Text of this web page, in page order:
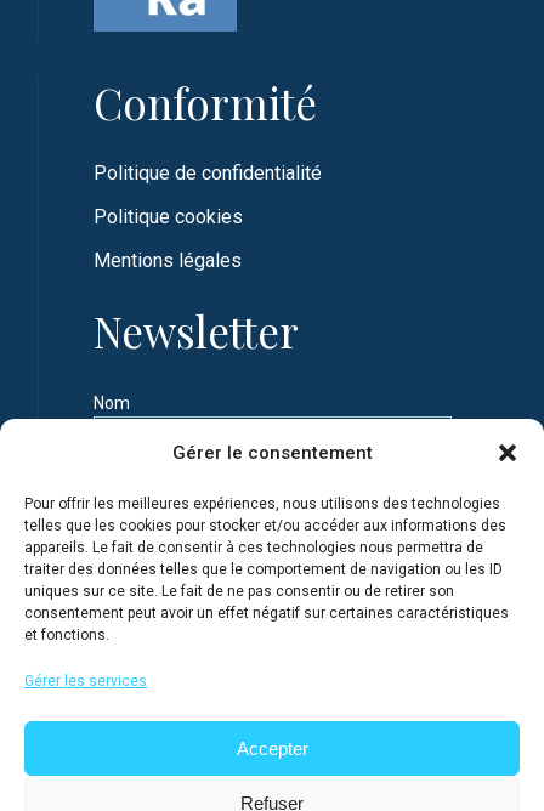
Gérer le consentement
Pour offrir les meilleures expériences, nous utilisons des technologies
telles que les cookies pour stocker et/ou accéder aux informations des
appareils. Le fait de consentir à ces technologies nous permettra de
traiter des données telles que le comportement de navigation ou les ID
uniques sur ce site. Le fait de ne pas consentir ou de retirer son
consentement peut avoir un effet négatif sur certaines caractéristiques
et fonctions.
Gérer les services
Accepter
Refuser
Conformité
Politique de confidentialité
Politique cookies
Mentions légales
Newsletter
Nom
Adresse e-mail
confidentialité du site